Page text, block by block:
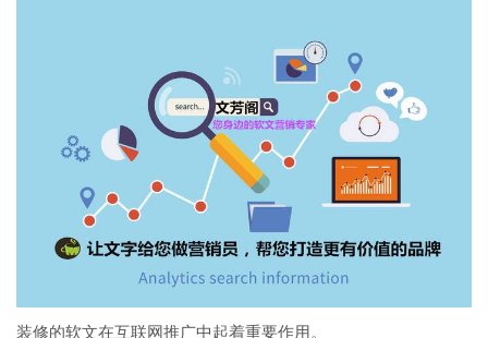
装修的软文在互联网推广中起着重要作用。